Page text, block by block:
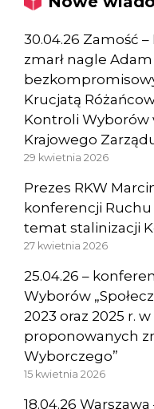
30.04.26 Zamość
zmarł nagle
Krucjatą
Kontroli Wyborów
Krajowego
29 kwietnia 2026
Prezes RKW
konferencji
temat stalinizacji
27 kwietnia 2026
25.04.26 –
Wyborów
2023 oraz 2025 r.
proponowanych
Wyborczego”
15 kwietnia 2026
18.04.26